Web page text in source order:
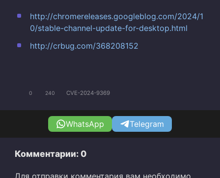
http://chromereleases.googleblog.com/2024/1
0/stable-channel-update-for-desktop.html
http://crbug.com/368208152
0 240 CVE-2024-9369
WhatsApp Telegram
Комментарии: 0
Для отправки комментария вам необходимо